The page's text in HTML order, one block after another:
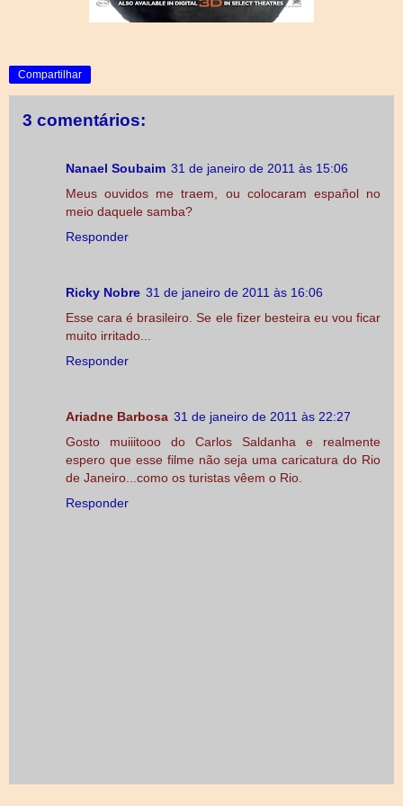
Compartilhar
3 comentários:
Nanael Soubaim 31 de janeiro de 2011 às 15:06
Meus ouvidos me traem, ou colocaram español no
meio daquele samba?
Responder
Ricky Nobre 31 de janeiro de 2011 às 16:06
Esse cara é brasileiro. Se ele fizer besteira eu vou ficar
muito irritado...
Responder
Ariadne Barbosa 31 de janeiro de 2011 às 22:27
Gosto muiiitooo do Carlos Saldanha e realmente
espero que esse filme não seja uma caricatura do Rio
de Janeiro...como os turistas vêem o Rio.
Responder